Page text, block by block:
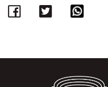
Facebook
Twitter